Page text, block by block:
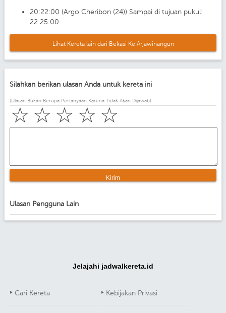
20:22:00 (Argo Cheribon (24)) Sampai di tujuan pukul:
22:25:00
Lihat Kereta lain dari Bekasi Ke Arjawinangun
Silahkan berikan ulasan Anda untuk kereta ini
(Ulasan Bukan Berupa Pertanyaan Karena Tidak Akan Dijawab)
☆
☆
☆
☆
☆
Ulasan Pengguna Lain
Jelajahi jadwalkereta.id
Cari Kereta Kebijakan Privasi